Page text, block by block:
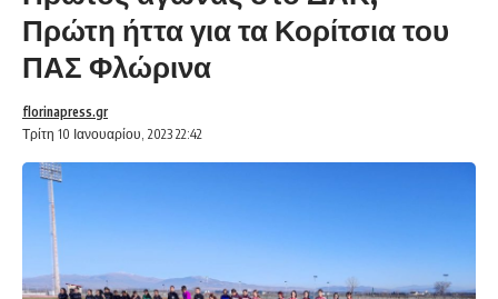
Πρώτη ήττα για τα Κορίτσια του
ΠΑΣ Φλώρινα
Τρίτη 10 Ιανουαρίου, 2023 22:42
florinapress.gr